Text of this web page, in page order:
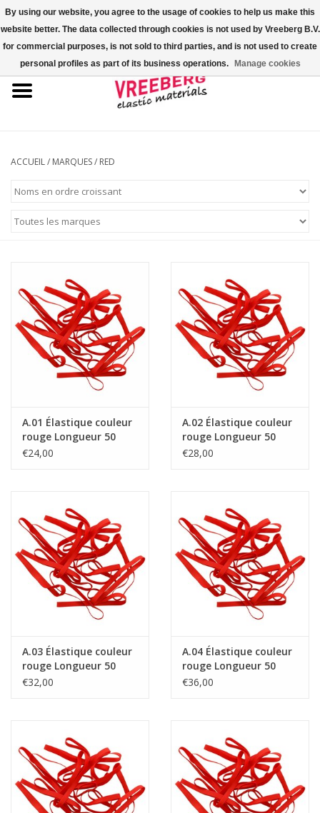
0 Articles - €0,00
Accueil
Corde élastique
Élastiques pour palette
Fastfix
Élastique noué
Offre élastiques noirs !
Offre élastiques Blanc !
ACCUEIL/ MARQUES/ RED
A.01 Élastique couleur
rouge Longueur 50
mm, largeur 2 mm
€24,00
A.02 Élastique couleur
rouge Longueur 50
mm, Largeur 4 mm
€28,00
A.03 Élastique couleur
rouge Longueur 50
mm, Largeur 6 mm
€32,00
A.04 Élastique couleur
rouge Longueur 50
mm, Largeur 8 mm
€36,00
By using our website, you agree to the usage of cookies to help us make this
website better. The data collected through cookies is not used by Vreeberg B.V.
for commercial purposes, is not sold to third parties, and is not used to create
personal profiles as part of its business operations.
Manage cookies